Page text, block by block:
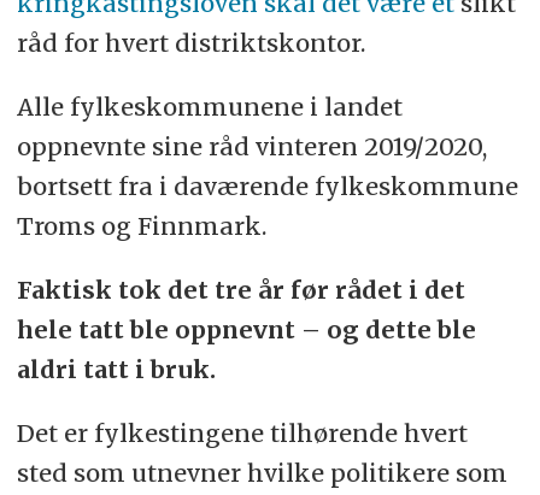
råd for hvert distriktskontor.
Alle fylkeskommunene i landet
oppnevnte sine råd vinteren 2019/2020,
bortsett fra i daværende fylkeskommune
Troms og Finnmark.
Faktisk tok det tre år før rådet i det
hele tatt ble oppnevnt – og dette ble
aldri tatt i bruk.
Det er fylkestingene tilhørende hvert
sted som utnevner hvilke politikere som